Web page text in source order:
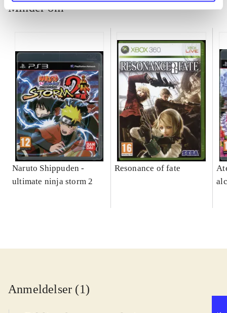
Minder om
Naruto Shippuden -
ultimate ninja storm 2
Resonance of fate
Anmeldelser (1)